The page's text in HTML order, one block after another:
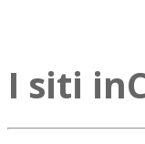
I siti